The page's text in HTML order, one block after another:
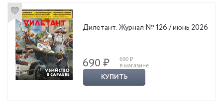
недоразумением, которое стало последним гвоздём.
● Веллингтон и его полководцы — Если вокруг проигравшего
битву Наполеона мы ясно видим ареопаг прославленных
маршалов и генералов, то победитель — Веллингтон — скорее
представляется одиноким шахматистом, задумчиво и
саркастично передвигающим покорные фигуры. Конечно, это не
совсем так.
● Не испортить борозды — В семье одного из первых советских
маршалов — Василия Блюхера — бытовала легенда о
Дилетант. Журнал № 126 / июнь 2026
690 ₽
690 ₽
в магазине
КУПИТЬ